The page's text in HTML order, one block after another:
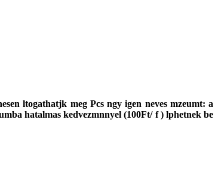
ltogathatjk meg Pcs ngy igen neves mzeumt: a
hatalmas kedvezmnnyel (100Ft/ f ) lphetnek be